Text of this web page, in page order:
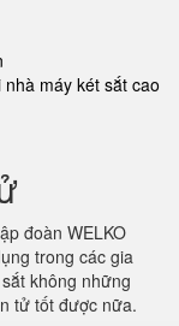
máy két sắt cao
đoàn WELKO
trong các gia
không những
tử tốt được nữa.